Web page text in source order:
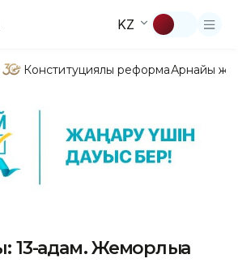
KZ
Конституциялық реформаАрнайы
қадам. Жемқорлыққа